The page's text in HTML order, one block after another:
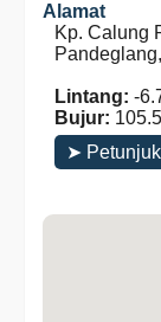
Alamat
Kp. Calung
Lintang: -
Bujur:
➤